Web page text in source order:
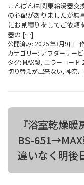
こんばんは関東給湯器交
の心配がありましたが無
にお見積りをしてご依頼
器の […]
公開済み: 2025年3月9日
カテゴリー: アフターサー
タグ: MAX製, エラーコード
切り替えが出来ない, 神奈
『浴室乾燥
BS-651→MAX
違いなく明後